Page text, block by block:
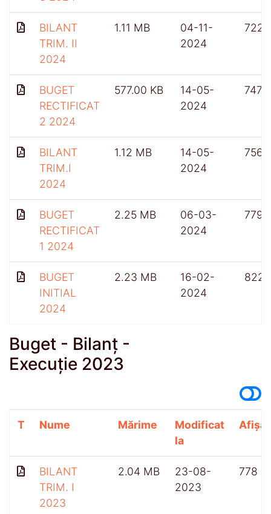
BILANT
TRIM. II
2024
1.11 MB
04-11-
2024
722
BUGET
RECTIFICAT
2 2024
577.00 KB
14-05-
2024
747
BILANT
TRIM.I
2024
1.12 MB
14-05-
2024
756
BUGET
RECTIFICAT
1 2024
2.25 MB
06-03-
2024
779
BUGET
INITIAL
2024
2.23 MB
16-02-
2024
822
Buget - Bilanț -
Execuție 2023
T Nume Mărime
Modificat
la
BILANT
TRIM. I
2023
2.04 MB
23-08-
2023
778